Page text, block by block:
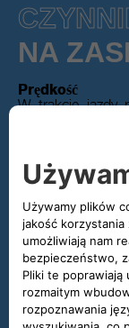
NA
Prędkość
W trakcie jazdy
mieszanego
po mieście
cyklu
Styl jazdy
Płynne
zużycie energii,
jednego
zarówno do
hamowania
pozwala